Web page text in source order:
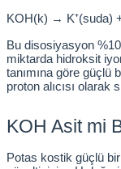
Öğütücü ve Mikserler
KOH(k) → K⁺(suda)
Bu disosiyasyon
miktarda hidroksit
tanımına göre güçlü
proton alıcısı olarak
KOH Asit mi
Potas kostik güçlü